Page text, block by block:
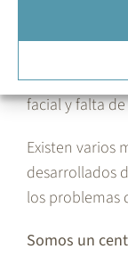
GREEN
edad ya que
facial y falta
Existen varios
desarrollados
los problemas
Somos un